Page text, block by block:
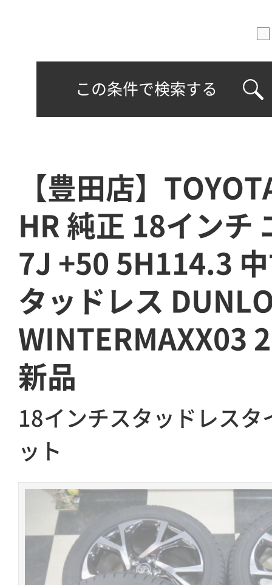
この条件で検索する
【豊田店】
HR 純正 18インチ
7J +50 5H114.3
タッドレス
WINTERMAXX03
新品
18インチスタッドレスタ
ット